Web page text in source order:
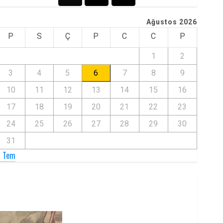
Ağustos 2026
P S Ç P C C P
1
2
3
4 5 6 7 8
9
10
11 12 13 14 15
16
17
18 19 20 21 22
23
24
25 26 27 28 29
30
31